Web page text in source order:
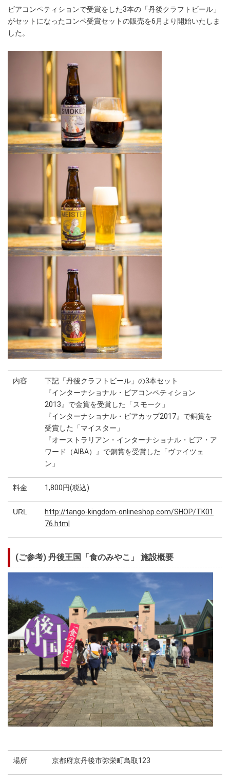
ビアコンペティションで受賞をした3本の「丹後クラフトビール」
がセットになったコンペ受賞セットの販売を6月より開始いたしま
した。
内容
下記「丹後クラフトビール」の3本セット
『インターナショナル・ビアコンペティション
2013』で金賞を受賞した「スモーク」
『インターナショナル・ビアカップ2017』で銅賞を
受賞した「マイスター」
『オーストラリアン・インターナショナル・ビア・ア
ワード（AIBA）』で銅賞を受賞した「ヴァイツェ
ン」
料金 1,800円(税込)
URL
http://tango-kingdom-onlineshop.com/SHOP/TK01
76.html
(ご参考) 丹後王国「食のみやこ」 施設概要
場所 京都府京丹後市弥栄町鳥取123